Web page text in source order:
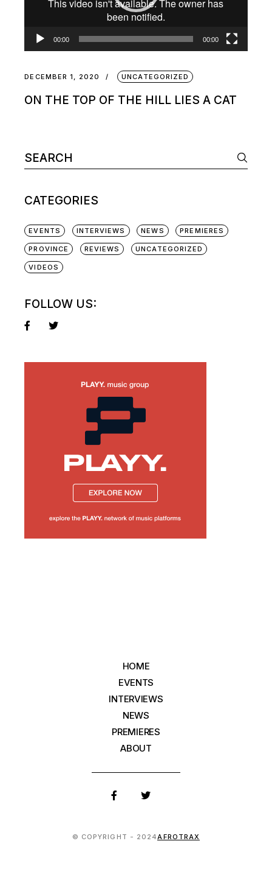
00:00 00:00
DECEMBER 1, 2020 UNCATEGORIZED
ON THE TOP OF THE HILL LIES A CAT
CATEGORIES
EVENTS INTERVIEWS NEWS PREMIERES
PROVINCE REVIEWS UNCATEGORIZED
VIDEOS
FOLLOW US:
HOME
EVENTS
INTERVIEWS
NEWS
PREMIERES
ABOUT
© COPYRIGHT - 2024 AFROTRAX